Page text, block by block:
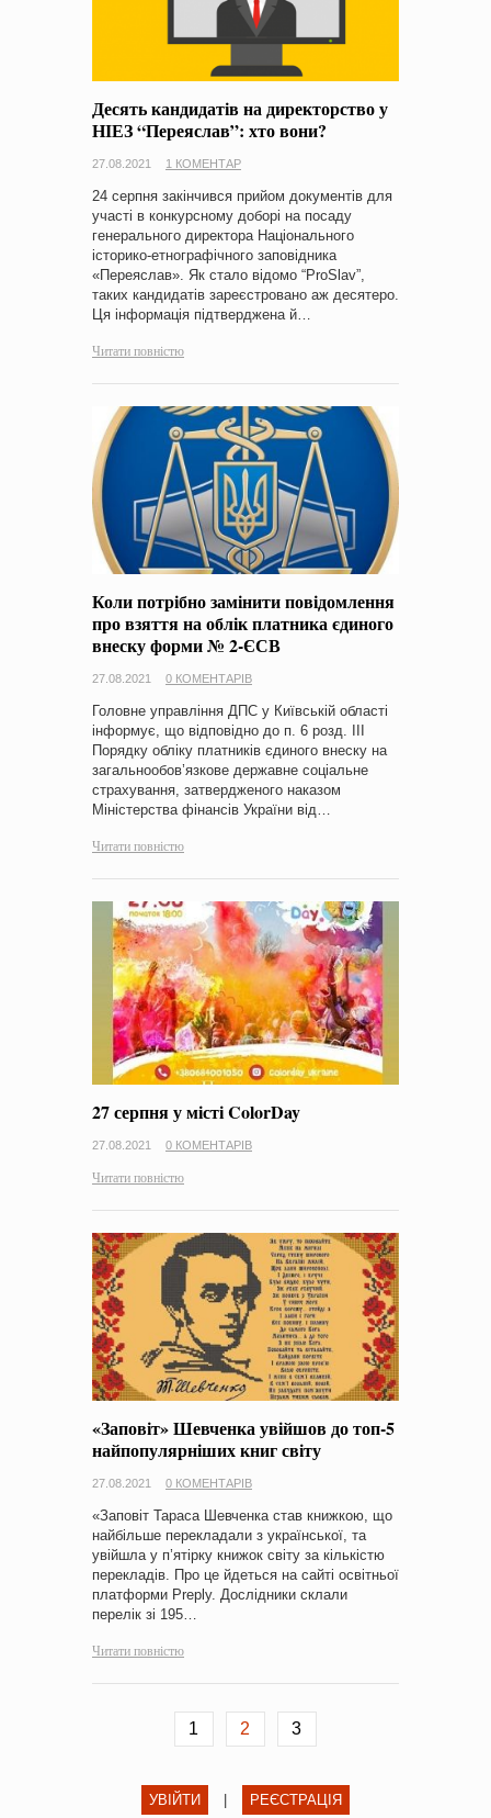
Десять кандидатів на директорство у
НІЕЗ “Переяслав”: хто вони?
27.08.2021 1 КОМЕНТАР
24 серпня закінчився прийом документів для
участі в конкурсному доборі на посаду
генерального директора Національного
історико-етнографічного заповідника
«Переяслав». Як стало відомо “ProSlav”,
таких кандидатів зареєстровано аж десятеро.
Ця інформація підтверджена й…
Читати повністю
Коли потрібно замінити повідомлення
про взяття на облік платника єдиного
внеску форми № 2-ЄСВ
27.08.2021 0 КОМЕНТАРІВ
Головне управління ДПС у Київській області
інформує, що відповідно до п. 6 розд. ІІІ
Порядку обліку платників єдиного внеску на
загальнообов’язкове державне соціальне
страхування, затвердженого наказом
Міністерства фінансів України від…
Читати повністю
27 серпня у місті ColorDay
27.08.2021 0 КОМЕНТАРІВ
Читати повністю
«Заповіт» Шевченка увійшов до топ-5
найпопулярніших книг світу
27.08.2021 0 КОМЕНТАРІВ
«Заповіт Тараса Шевченка став книжкою, що
найбільше перекладали з української, та
увійшла у п’ятірку книжок світу за кількістю
перекладів. Про це йдеться на сайті освітньої
платформи Preply. Дослідники склали
перелік зі 195…
Читати повністю
1 2 3
УВІЙТИ РЕЄСТРАЦІЯ